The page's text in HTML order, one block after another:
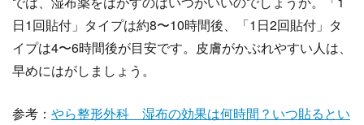
日1回貼付」タイプは約8〜10時間後、「1日2回貼付」タ
イプは4〜6時間後が目安です。皮膚がかぶれやすい人は、
早めにはがしましょう。
参考： やら整形外科 湿布の効果は何時間？いつ貼るとい